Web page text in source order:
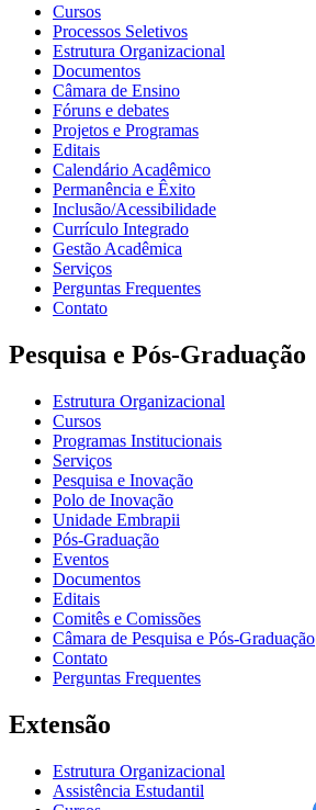
Cursos
Processos Seletivos
Estrutura Organizacional
Documentos
Câmara de Ensino
Fóruns e debates
Projetos e Programas
Editais
Calendário Acadêmico
Permanência e Êxito
Inclusão/Acessibilidade
Currículo Integrado
Gestão Acadêmica
Serviços
Perguntas Frequentes
Contato
Pesquisa e Pós-Graduação
Estrutura Organizacional
Cursos
Programas Institucionais
Serviços
Pesquisa e Inovação
Polo de Inovação
Unidade Embrapii
Pós-Graduação
Eventos
Documentos
Editais
Comitês e Comissões
Câmara de Pesquisa e Pós-Graduação
Contato
Perguntas Frequentes
Extensão
Estrutura Organizacional
Assistência Estudantil